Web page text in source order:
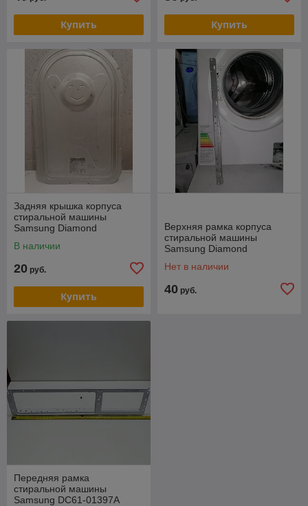
Купить Купить
Задняя крышка корпуса
стиральной машины
Samsung Diamond
В наличии
20 руб.
Купить
Верхняя рамка корпуса
стиральной машины
Samsung Diamond
(Разборка)
Нет в наличии
40 руб.
Передняя рамка
стиральной машины
Samsung DC61-01397A